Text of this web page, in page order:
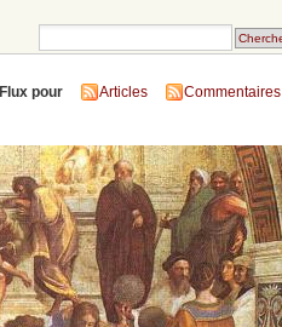
Flux pour Articles Commentaires